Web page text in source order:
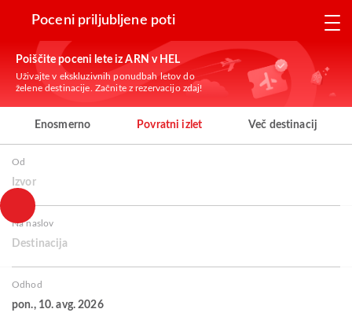
Poceni priljubljene poti
Poiščite poceni lete iz ARN v HEL
Uživajte v ekskluzivnih ponudbah letov do
želene destinacije. Začnite z rezervacijo zdaj!
Enosmerno Povratni izlet Več destinacij
Od
Izvor
Na naslov
Destinacija
Odhod
pon., 10. avg. 2026